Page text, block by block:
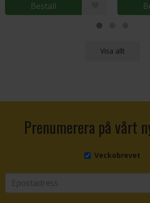
Beställ
Visa allt
Prenumerera på vårt
Veckobrevet